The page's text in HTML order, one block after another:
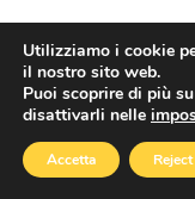
Utilizziamo i cookie
il nostro sito web.
Puoi scoprire di più
disattivarli nelle
Accetta Reject